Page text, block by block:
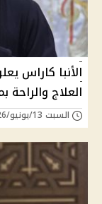
الأنبا كاراس
العلاج
السبت 13/يونيو/2026 - 11:29 ص